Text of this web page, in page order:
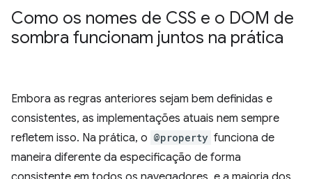
Como os nomes de CSS e o DOM de
sombra funcionam juntos na prática
Embora as regras anteriores sejam bem definidas e
consistentes, as implementações atuais nem sempre
refletem isso. Na prática, o @property funciona de
maneira diferente da especificação de forma